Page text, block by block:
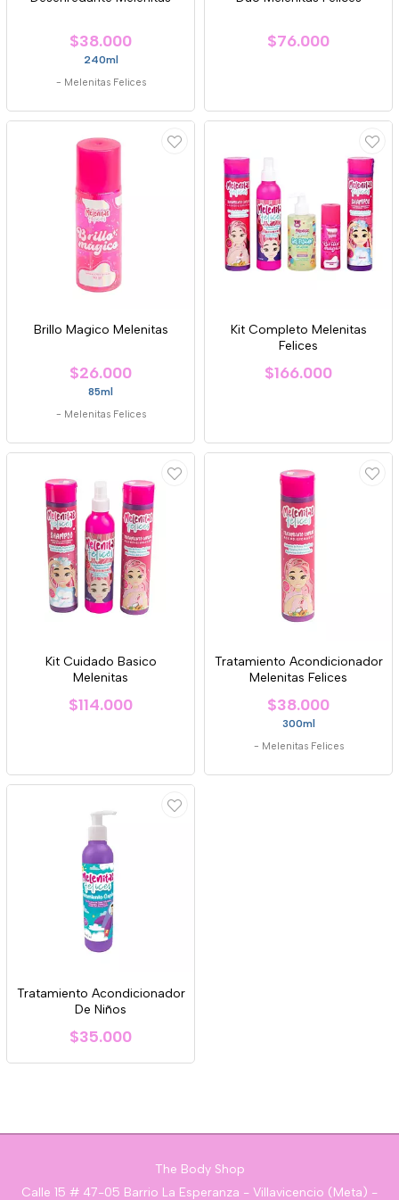
$38.000
240ml
- Melenitas Felices
$76.000
Brillo Magico Melenitas
$26.000
85ml
- Melenitas Felices
Kit Completo Melenitas
Felices
$166.000
Kit Cuidado Basico
Melenitas
$114.000
Tratamiento Acondicionador
Melenitas Felices
$38.000
300ml
- Melenitas Felices
Tratamiento Acondicionador
De Niños
$35.000
The Body Shop
Calle 15 # 47-05 Barrio La Esperanza - Villavicencio (Meta) -